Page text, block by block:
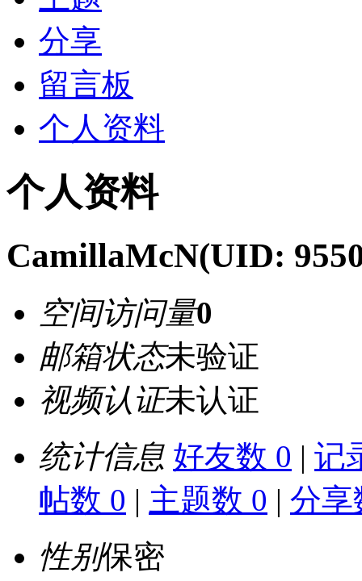
分享
留言板
个人资料
个人资料
CamillaMcN(UID:
空间访问量0
邮箱状态未验证
视频认证未认证
统计信息 好友数 0 | 记
帖数 0 | 主题数 0 | 分享
性别保密